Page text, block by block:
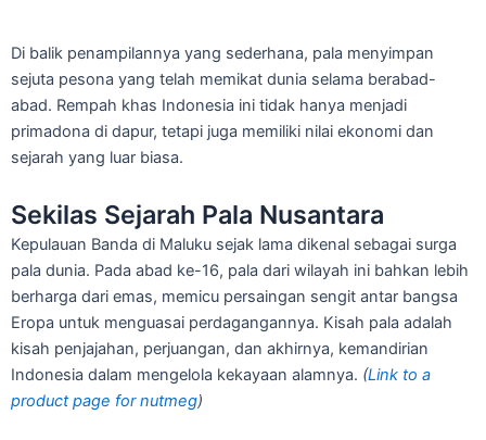
Di balik penampilannya yang sederhana, pala menyimpan
sejuta pesona yang telah memikat dunia selama berabad-
abad. Rempah khas Indonesia ini tidak hanya menjadi
primadona di dapur, tetapi juga memiliki nilai ekonomi dan
sejarah yang luar biasa.
Sekilas Sejarah Pala Nusantara
Kepulauan Banda di Maluku sejak lama dikenal sebagai surga
pala dunia. Pada abad ke-16, pala dari wilayah ini bahkan lebih
berharga dari emas, memicu persaingan sengit antar bangsa
Eropa untuk menguasai perdagangannya. Kisah pala adalah
kisah penjajahan, perjuangan, dan akhirnya, kemandirian
Indonesia dalam mengelola kekayaan alamnya. (Link to a
product page for nutmeg)